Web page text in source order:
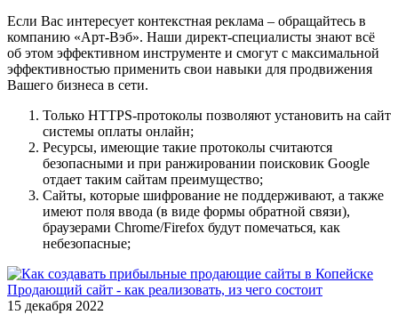
Если Вас интересует контекстная реклама – обращайтесь в
компанию «Арт-Вэб». Наши директ-специалисты знают всё
об этом эффективном инструменте и смогут с максимальной
эффективностью применить свои навыки для продвижения
Вашего бизнеса в сети.
Только HTTPS-протоколы позволяют установить на сайт
системы оплаты онлайн;
Ресурсы, имеющие такие протоколы считаются
безопасными и при ранжировании поисковик Google
отдает таким сайтам преимущество;
Сайты, которые шифрование не поддерживают, а также
имеют поля ввода (в виде формы обратной связи),
браузерами Chrome/Firefox будут помечаться, как
небезопасные;
Продающий сайт - как реализовать, из чего состоит
15 декабря 2022